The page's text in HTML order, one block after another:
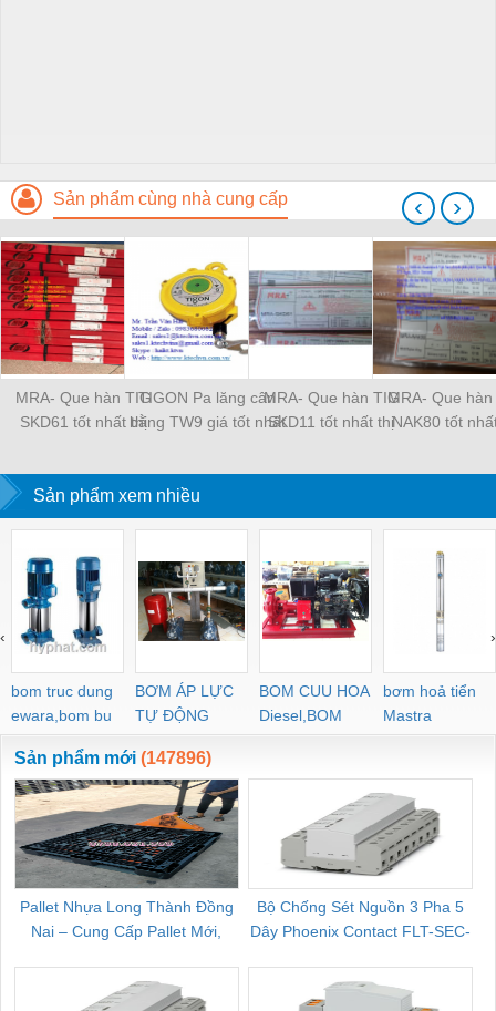
Sản phẩm cùng nhà cung cấp
MRA- Que hàn TIG
SKD61 tốt nhất thị
TIGON Pa lăng cân
bằng TW9 giá tốt nhất
MRA- Que hàn TIG
SKD11 tốt nhất thị
MRA- Que hàn
NAK80 tốt
‹ ›
Sản phẩm xem nhiều
bom truc dung
ewara,bom bu
ewara
BƠM ÁP LỰC
TỰ ĐỘNG
BOM CUU HOA
Diesel,BOM
CHUA CHAY
bơm hoả tiển
Mastra
‹ ›
Sản phẩm mới (147896)
Pallet Nhựa Long Thành Đồng
Nai – Cung Cấp Pallet Mới,
Bộ Chống Sét Nguồn 3 Pha 5
Dây Phoenix Contact FLT-SEC-